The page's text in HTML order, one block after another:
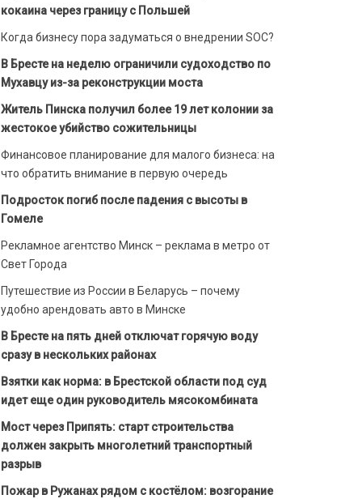
кокаина через границу с Польшей
Когда бизнесу пора задуматься о внедрении SOC?
В Бресте на неделю ограничили судоходство по
Мухавцу из-за реконструкции моста
Житель Пинска получил более 19 лет колонии за
жестокое убийство сожительницы
Финансовое планирование для малого бизнеса: на
что обратить внимание в первую очередь
Подросток погиб после падения с высоты в
Гомеле
Рекламное агентство Минск – реклама в метро от
Свет Города
Путешествие из России в Беларусь – почему
удобно арендовать авто в Минске
В Бресте на пять дней отключат горячую воду
сразу в нескольких районах
Взятки как норма: в Брестской области под суд
идет еще один руководитель мясокомбината
Мост через Припять: старт строительства
должен закрыть многолетний транспортный
разрыв
Пожар в Ружанах рядом с костёлом: возгорание